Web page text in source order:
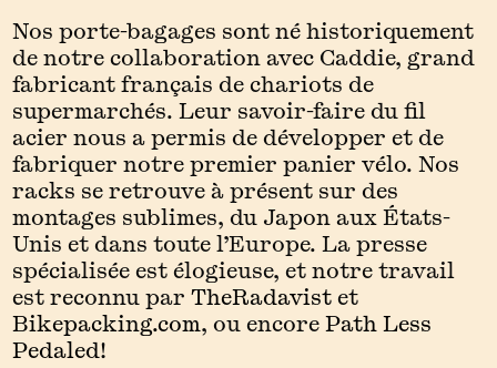
Nos porte-bagages sont né historiquement
de notre collaboration avec Caddie, grand
fabricant français de chariots de
supermarchés. Leur savoir-faire du fil
acier nous a permis de développer et de
fabriquer notre premier panier vélo. Nos
racks se retrouve à présent sur des
montages sublimes, du Japon aux États-
Unis et dans toute l’Europe.La presse
spécialisée est élogieuse, et notre travail
est reconnu parTheRadavistet
Bikepacking.com, ou encorePath Less
Pedaled!